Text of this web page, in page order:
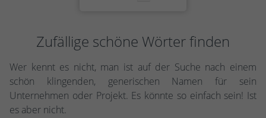
Zufällige schöne Wörter finden
Wer kennt es nicht, man ist auf der Suche nach einem
schön klingenden, generischen Namen für sein
Unternehmen oder Projekt. Es könnte so einfach sein! Ist
es aber nicht.